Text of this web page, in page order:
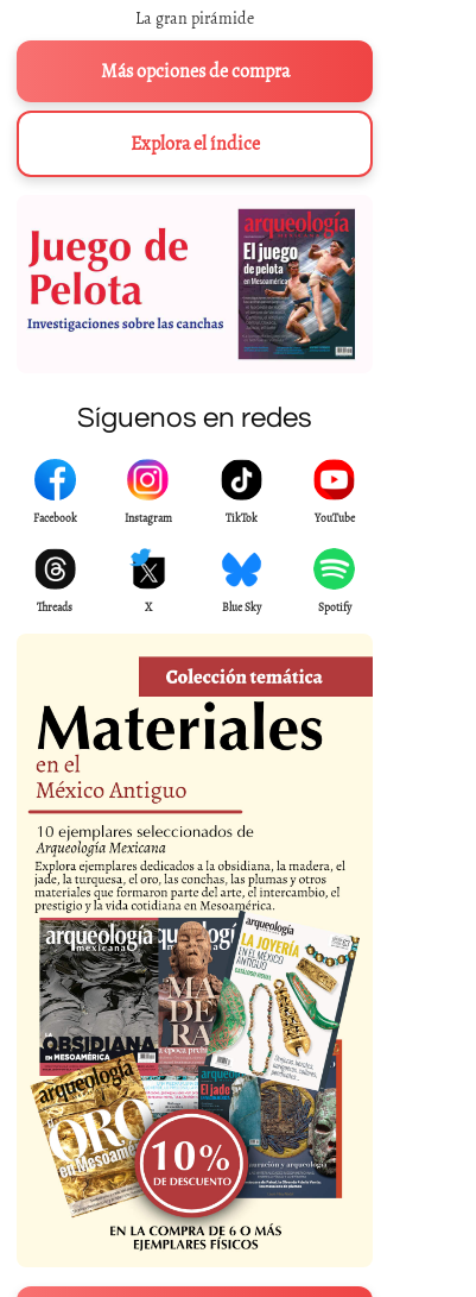
La gran pirámide
Más opciones de compra
Explora el índice
Síguenos en redes
Facebook Instagram TikTok YouTube
Threads X Blue Sky Spotify